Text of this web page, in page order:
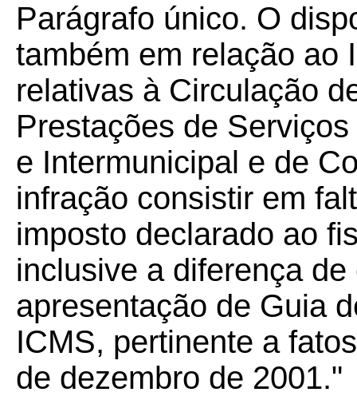
Parágrafo único. O
também em relação ao
relativas à Circulação
Prestações de
e Intermunicipal e de
infração consistir em
imposto declarado ao
inclusive a diferença
apresentação de Guia
ICMS, pertinente a
de dezembro de 2001."